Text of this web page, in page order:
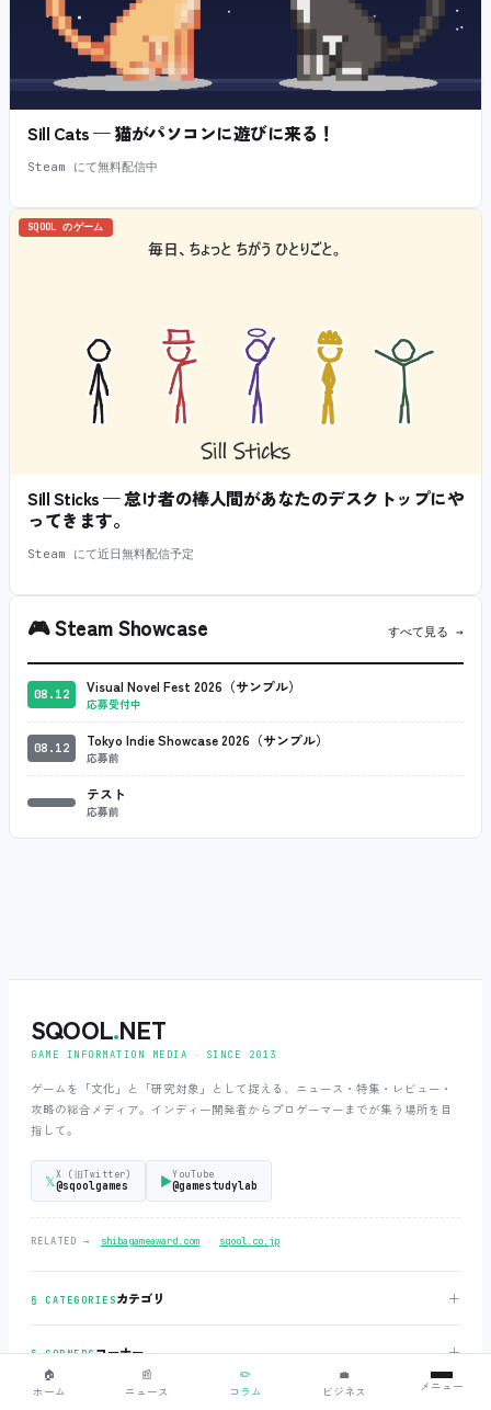
Sill Cats — 猫がパソコンに遊びに来る！
Steam にて無料配信中
SQOOL のゲーム
Sill Sticks — 怠け者の棒人間があなたのデスクトップにや
ってきます。
Steam にて近日無料配信予定
🎮Steam Showcase すべて見る →
08.12 Visual Novel Fest 2026（サンプル）
応募受付中
08.12 Tokyo Indie Showcase 2026（サンプル）
応募前
テスト
応募前
SQOOL.NET
GAME INFORMATION MEDIA ‧ SINCE 2013
ゲームを「文化」と「研究対象」として捉える、ニュース・特集・レビュー・
攻略の総合メディア。インディー開発者からプロゲーマーまでが集う場所を目
指して。
𝕏 X (旧Twitter)
@sqoolgames ▶YouTube
@gamestudylab
RELATED → shibagameaward.com ‧ sqool.co.jp
§ CATEGORIESカテゴリ ＋
§ CORNERSコーナー ＋
🏠
ホーム
📰
ニュース
✏️
コラム
💼
ビジネス
メニュー